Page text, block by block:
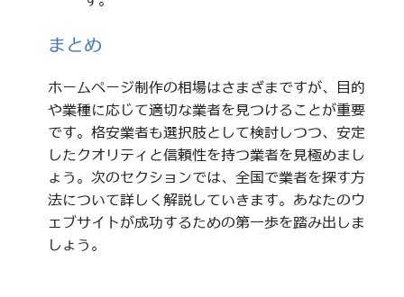
まとめ
ホームページ制作の相場はさまざまですが、目的
や業種に応じて適切な業者を見つけることが重要
です。格安業者も選択肢として検討しつつ、安定
したクオリティと信頼性を持つ業者を見極めまし
ょう。次のセクションでは、全国で業者を探す方
法について詳しく解説していきます。あなたのウ
ェブサイトが成功するための第一歩を踏み出しま
しょう。